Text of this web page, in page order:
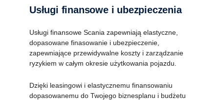
Usługi finansowe i ubezpieczenia
Usługi finansowe Scania zapewniają elastyczne,
dopasowane finasowanie i ubezpieczenie,
zapewniające przewidywalne koszty i zarządzanie
ryzykiem w całym okresie użytkowania pojazdu.
Dzięki leasingowi i elastycznemu finansowaniu
dopasowanemu do Twojego biznesplanu i budżetu